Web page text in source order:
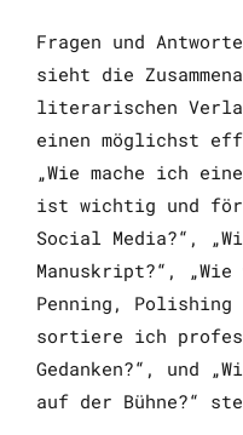
Fragen und
sieht die
literarischen
einen möglichst
„Wie mache ich
ist wichtig und
Social Media?“,
Manuskript?“,
Penning, Polishing
sortiere ich
Gedanken?“, und
auf der Bühne?“